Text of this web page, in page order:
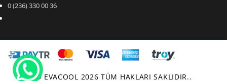
0 (236) 330 00 36
© EVACOOL 2026 TÜM HAKLARI SAKLIDIR..